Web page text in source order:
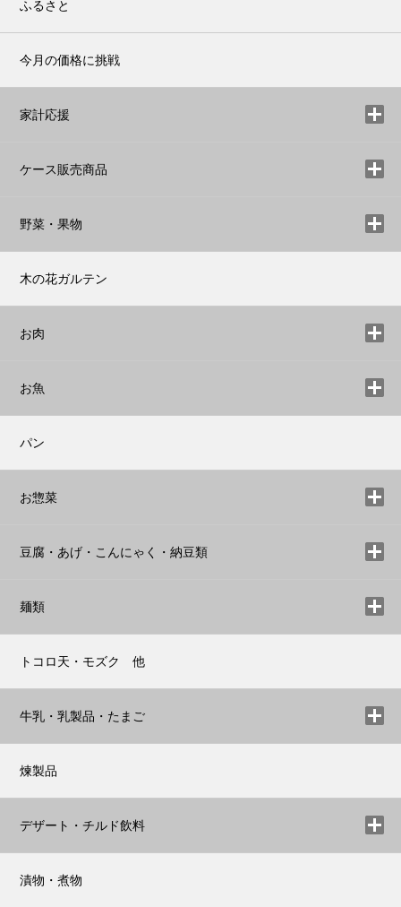
ふるさと
今月の価格に挑戦
家計応援
ケース販売商品
野菜・果物
木の花ガルテン
お肉
お魚
パン
お惣菜
豆腐・あげ・こんにゃく・納豆類
麺類
トコロ天・モズク 他
牛乳・乳製品・たまご
煉製品
デザート・チルド飲料
漬物・煮物